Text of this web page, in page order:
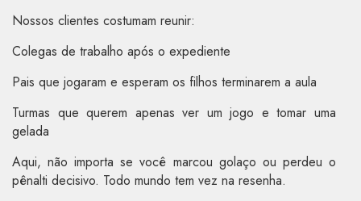
Nossos clientes costumam reunir:
Colegas de trabalho após o expediente
Pais que jogaram e esperam os filhos terminarem a aula
Turmas que querem apenas ver um jogo e tomar uma
gelada
Aqui, não importa se você marcou golaço ou perdeu o
pênalti decisivo. Todo mundo tem vez na resenha.